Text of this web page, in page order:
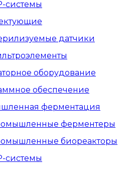
системы
датчики
оборудование
обеспечение
ферментация
ферментеры
биореакторы
системы